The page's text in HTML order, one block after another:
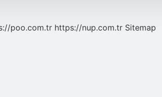
poo.com.tr https://nup.com.tr Sitemap